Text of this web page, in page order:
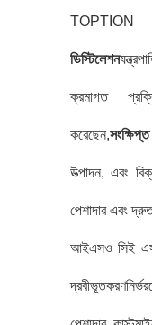
TOPTION
ডিস্টিলেশন
ক্রমাগত
করেছেন,
উত্পাদন, এবং
পেশাদার এবং
আইএসও সিই
দ্রবীভূতকরণ